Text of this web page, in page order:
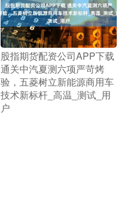
​股指期货配资公司APP下载
通关中汽夏测六项严苛烤
验，五菱树立新能源商用车
技术新标杆_高温_测试_用
户